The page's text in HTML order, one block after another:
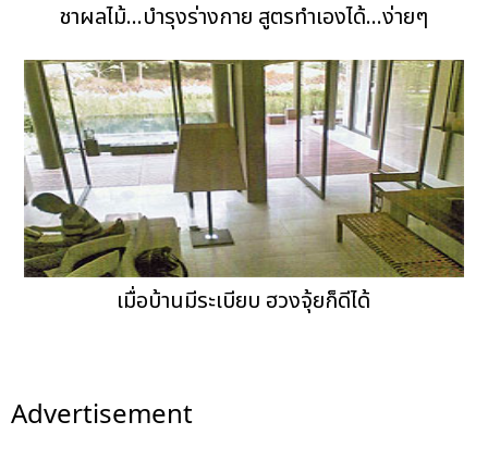
ชาผลไม้...บำรุงร่างกาย สูตรทำเองได้...ง่ายๆ
เมื่อบ้านมีระเบียบ ฮวงจุ้ยก็ดีได้
Advertisement